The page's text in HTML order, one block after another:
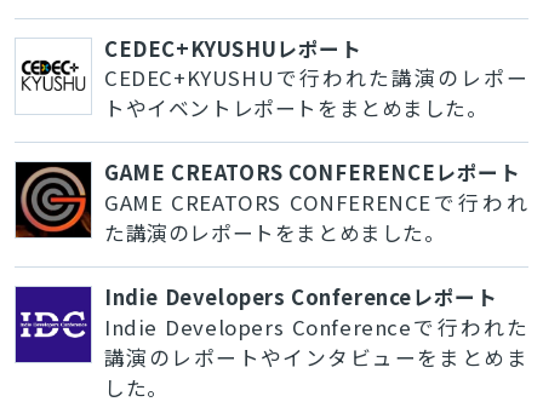
CEDEC+KYUSHUレポート
CEDEC+KYUSHUで行われた講演のレポー
トやイベントレポートをまとめました。
GAME CREATORS CONFERENCEレポート
GAME CREATORS CONFERENCEで行われ
た講演のレポートをまとめました。
Indie Developers Conferenceレポート
Indie Developers Conferenceで行われた
講演のレポートやインタビューをまとめま
した。